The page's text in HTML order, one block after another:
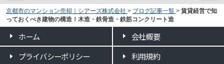
京都市のマンション売却｜シアーズ株式会社 > ブログ記事一覧 > 賃貸経営で知
っておくべき建物の構造！木造・鉄骨造・鉄筋コンクリート造
ホーム
会社概要
プライバシーポリシー
利用規約